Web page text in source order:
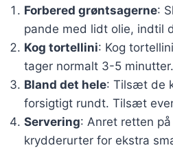
Forbered grøntsagerne:
pande med lidt olie, indtil
Kog tortellini: Kog
tager normalt 3-5 minutter.
Bland det hele: Tilsæt de
forsigtigt rundt. Tilsæt
Servering: Anret retten
krydderurter for ekstra